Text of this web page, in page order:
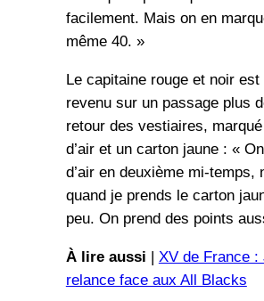
facilement. Mais on en
même 40. »
Le capitaine rouge et noir est
revenu sur un passage plus
retour des vestiaires,
d’air et un carton jaune : «
d’air en deuxième mi-temps,
quand je prends le carton
peu. On prend des points
À lire aussi | XV de France :
relance face aux All Blacks